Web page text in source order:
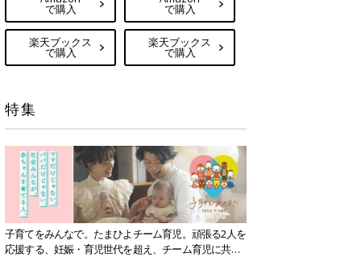
で購入
楽天ブックス
で購入
で購入
楽天ブックス
で購入
特集
子育てをみんなで。たまひよチーム育児。頑張る2人を
応援する、妊娠・育児世代を超え、チーム育児に共感